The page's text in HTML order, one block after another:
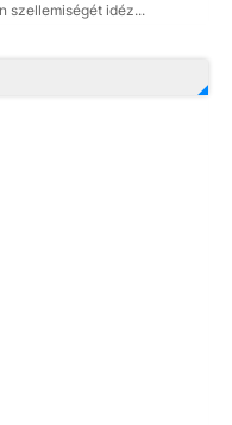
szellemiségét idéz...